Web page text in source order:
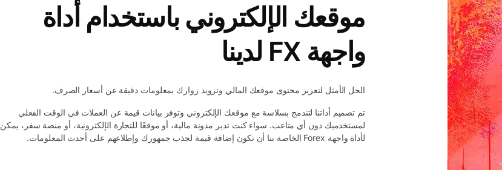
موقعك الإلكتروني باستخدام أداة
واجهة FX لدينا
الحل الأمثل لتعزيز محتوى موقعك المالي وتزويد زوارك بمعلومات دقيقة عن أسعار الصرف.
تم تصميم أداتنا لتندمج بسلاسة مع موقعك الإلكتروني وتوفر بيانات قيمة عن العملات في الوقت الفعلي
لمستخدميك دون أي متاعب. سواء كنت تدير مدونة مالية، أو موقعًا للتجارة الإلكترونية، أو منصة سفر، يمكن
لأداة واجهة Forex الخاصة بنا أن تكون إضافة قيمة لجذب جمهورك وإطلاعهم على أحدث المعلومات.